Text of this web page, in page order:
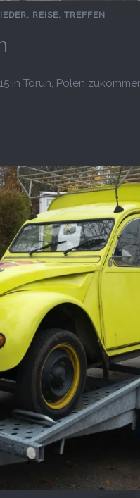
, REISE, TREFFEN
in Torun, Polen